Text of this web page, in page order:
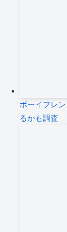
ボーイフレ
るかも調査